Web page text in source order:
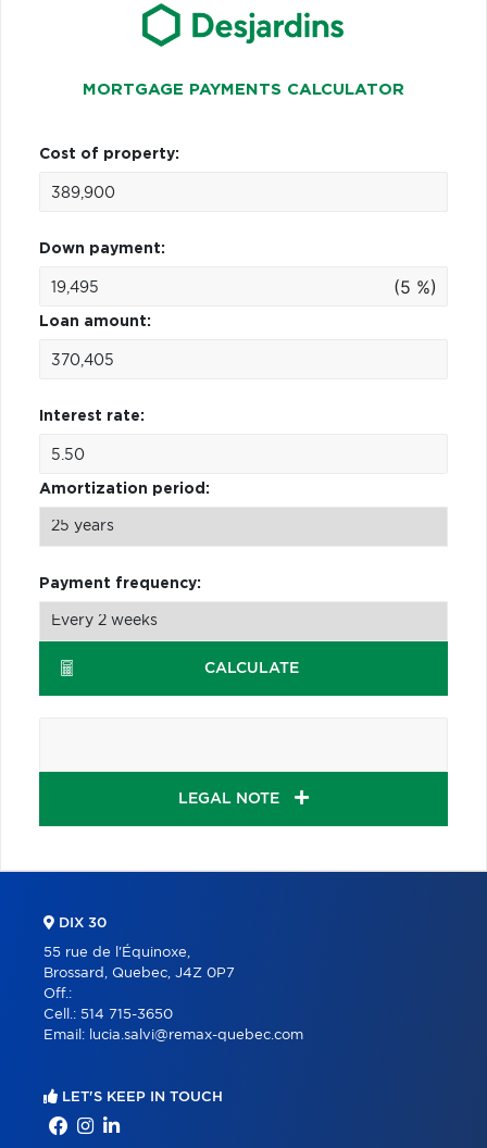
MORTGAGE PAYMENTS CALCULATOR
Cost of property:
Down payment:
(5 %)
Loan amount:
Interest rate:
Amortization period:
Payment frequency:
CALCULATE
LEGAL NOTE
DIX 30
55 rue de l'Équinoxe,
Brossard, Quebec, J4Z 0P7
Off.:
Cell.: 514 715-3650
Email:
lucia.salvi@remax-quebec.com
LET'S KEEP IN TOUCH